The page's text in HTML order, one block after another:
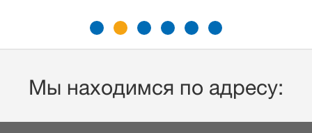
Мы находимся по адресу: